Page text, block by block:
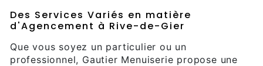
Des Services Variés en matière
d'Agencement à Rive-de-Gier
Que vous soyez un particulier ou un
professionnel, Gautier Menuiserie propose une